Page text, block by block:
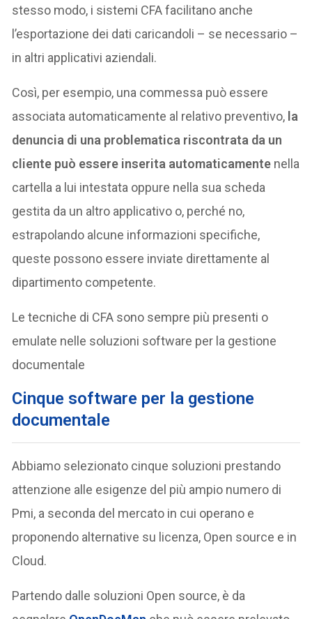
stesso modo, i sistemi CFA facilitano anche
l’esportazione dei dati caricandoli – se necessario –
in altri applicativi aziendali.
Così, per esempio, una commessa può essere
associata automaticamente al relativo preventivo, la
denuncia di una problematica riscontrata da un
cliente può essere inserita automaticamente nella
cartella a lui intestata oppure nella sua scheda
gestita da un altro applicativo o, perché no,
estrapolando alcune informazioni specifiche,
queste possono essere inviate direttamente al
dipartimento competente.
Le tecniche di CFA sono sempre più presenti o
emulate nelle soluzioni software per la gestione
documentale
Cinque software per la gestione
documentale
Abbiamo selezionato cinque soluzioni prestando
attenzione alle esigenze del più ampio numero di
Pmi, a seconda del mercato in cui operano e
proponendo alternative su licenza, Open source e in
Cloud.
Partendo dalle soluzioni Open source, è da